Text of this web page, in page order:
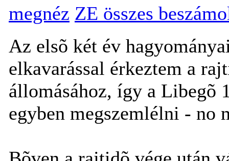
megnéz ZE összes
Az elsõ két év
elkavarással érkeztem a
állomásához, így a Libegõ
egyben megszemlélni - no